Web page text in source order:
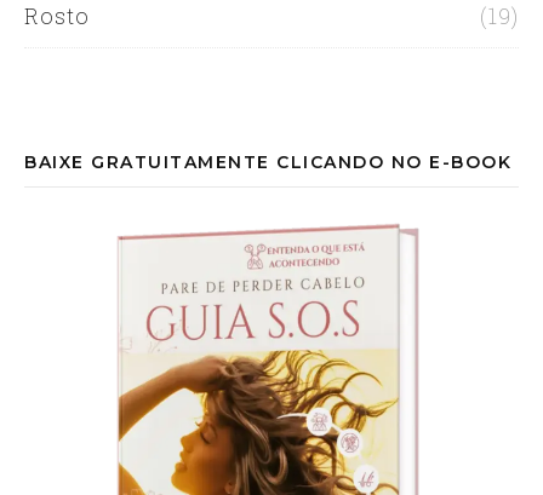
Rosto (19)
BAIXE GRATUITAMENTE CLICANDO NO E-BOOK